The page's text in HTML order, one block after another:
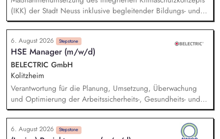
(IKK) der Stadt Neuss inklusive begleitender Bildungs- und
Öffentlichkeitsarbeit sowie Fortschreibung des IKK.
Monitoring und Berichterstattung zu den ca. 60 städtischen
PV-Anlagen sowie Planung weiterer Anlageninstallationen.
Prüfung, Planung und Umsetzung von Modellen zu Energy-
Sharing und/oder Strombilanzkreismodellen. Eigenständige
Fördermittelakquise und Durchführung von Förderprojekten
in den Bereichen regenerative Energien sowie
energiesparendes Bauen und Sanieren.
6. August 2026 Stepstone
HSE Manager (m/w/d)
BELECTRIC GmbH
Kolitzheim
Verantwortung für die Planung, Umsetzung, Überwachung
und Optimierung der Arbeitssicherheits-, Gesundheits- und
Umweltschutzprozesse. Prüfung und Bewertung von
Kundenanforderungen, Kundenspezifikationen und
Vertragsbedingungen hinsichtlich HSE-relevanter Vorgaben.
6. August 2026 Stepstone